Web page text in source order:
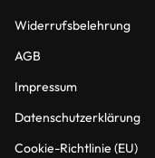
Widerrufsbelehrung
AGB
Impressum
Datenschutzerklärung
Cookie-Richtlinie (EU)